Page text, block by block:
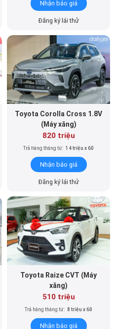
Nhận báo giá
Đăng ký lái thử
Toyota Corolla Cross 1.8V
(Máy xăng)
820 triệu
Trả hàng tháng từ: 14 triệu x 60
Nhận báo giá
Đăng ký lái thử
Toyota Raize CVT (Máy
xăng)
510 triệu
Trả hàng tháng từ: 8 triệu x 60
Nhận báo giá